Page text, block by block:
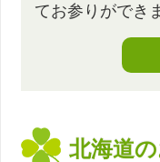
てお参りができ
北海道